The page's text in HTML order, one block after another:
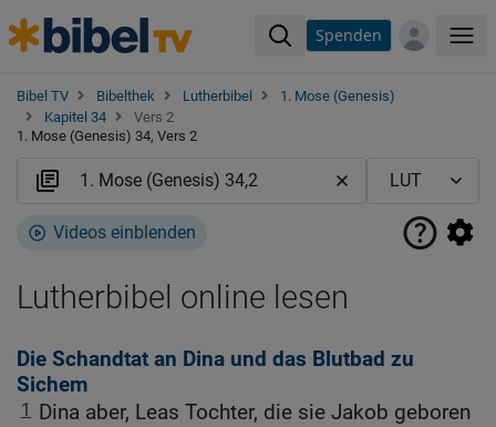
Spenden
Bibel TV Bibelthek Lutherbibel
1. Mose (Genesis)
Kapitel 34
Vers 2
1. Mose (Genesis) 34, Vers 2
Videos einblenden
Lutherbibel online lesen
Die Schandtat an Dina und das Blutbad zu
Sichem
1
Dina aber, Leas Tochter, die sie Jakob geboren